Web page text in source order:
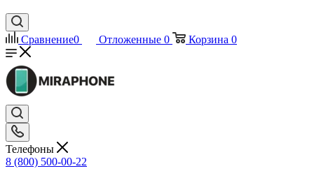
Сравнение0 Отложенные 0 Корзина 0
Телефоны
8 (800) 500-00-22